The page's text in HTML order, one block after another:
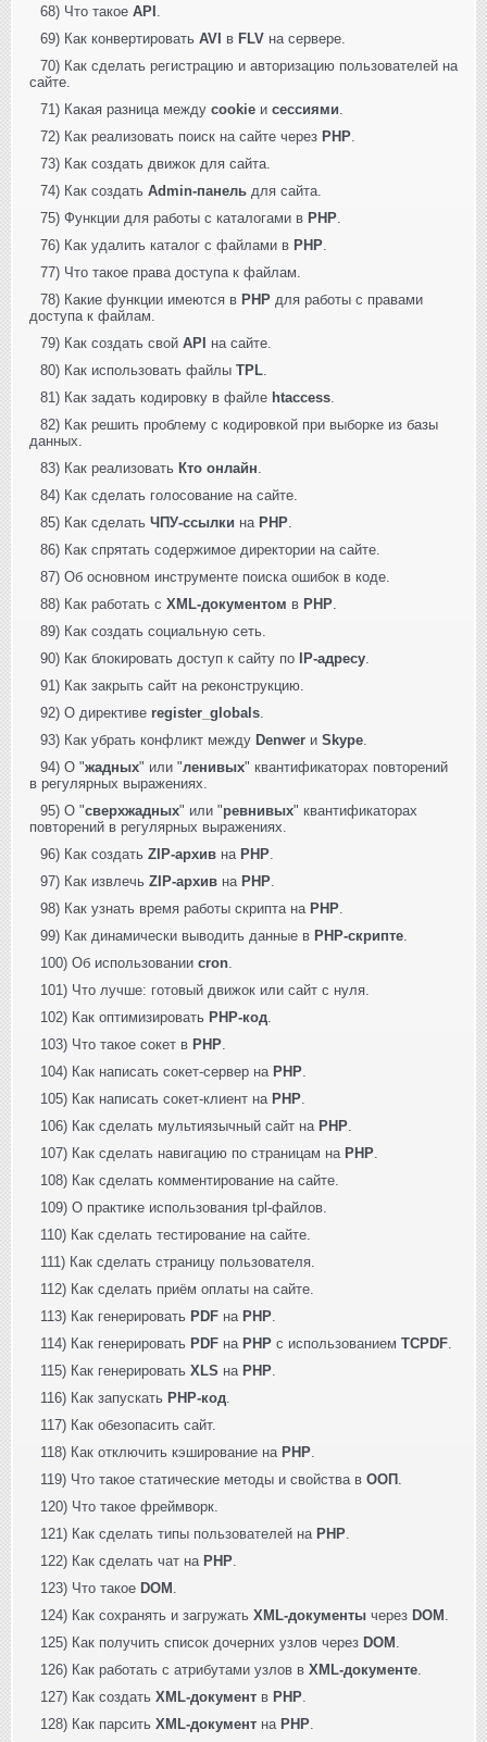
68) Что такое API .
69) Как конвертировать AVI в FLV на сервере.
70) Как сделать регистрацию и авторизацию пользователей на
сайте.
71) Какая разница между cookie и сессиями.
72) Как реализовать поиск на сайте через PHP.
73) Как создать движок для сайта.
74) Как создать Admin-панель для сайта.
75) Функции для работы с каталогами в PHP.
76) Как удалить каталог с файлами в PHP.
77) Что такое права доступа к файлам.
78) Какие функции имеются в PHP для работы с правами
доступа к файлам.
79) Как создать свой API на сайте.
80) Как использовать файлы TPL.
81) Как задать кодировку в файле htaccess.
82) Как решить проблему с кодировкой при выборке из базы
данных.
83) Как реализовать Кто онлайн.
84) Как сделать голосование на сайте.
85) Как сделать ЧПУ-ссылки на PHP.
86) Как спрятать содержимое директории на сайте.
87) Об основном инструменте поиска ошибок в коде.
88) Как работать с XML-документом в PHP.
89) Как создать социальную сеть.
90) Как блокировать доступ к сайту по
IP-адресу.
91) Как закрыть сайт на реконструкцию.
92) О директиве register_globals.
93) Как убрать конфликт между Denwer и Skype.
94) О "жадных" или "ленивых" квантификаторах повторений
в регулярных выражениях.
95) О "сверхжадных" или "ревнивых" квантификаторах
повторений в регулярных выражениях.
96) Как создать ZIP-архив на PHP.
97) Как извлечь ZIP-архив на PHP.
98) Как узнать время работы скрипта на PHP.
99) Как динамически выводить данные в PHP-скрипте.
100) Об использовании cron.
101) Что лучше: готовый движок или сайт с нуля.
102) Как оптимизировать PHP-код.
103) Что такое сокет в PHP.
104) Как написать сокет-сервер на PHP.
105) Как написать сокет-клиент на PHP.
106) Как сделать мультиязычный сайт на PHP.
107) Как сделать навигацию по страницам на PHP.
108) Как сделать комментирование на сайте.
109) О практике использования tpl-файлов.
110) Как сделать тестирование на сайте.
111) Как сделать страницу пользователя.
112) Как сделать приём оплаты на сайте.
113) Как генерировать PDF на PHP.
114) Как генерировать PDF на PHP с использованием TCPDF.
115) Как генерировать XLS на PHP.
116) Как запускать PHP-код.
117) Как обезопасить сайт.
118) Как отключить кэширование на PHP.
119) Что такое статические методы и свойства в ООП .
120) Что такое фреймворк.
121) Как сделать типы пользователей на PHP.
122) Как сделать чат на PHP.
123) Что такое DOM .
124) Как сохранять и загружать XML-документы через DOM .
125) Как получить список дочерних узлов через DOM .
126) Как работать с атрибутами узлов в XML-документе.
127) Как создать XML-документ в PHP.
128) Как парсить XML-документ на PHP.